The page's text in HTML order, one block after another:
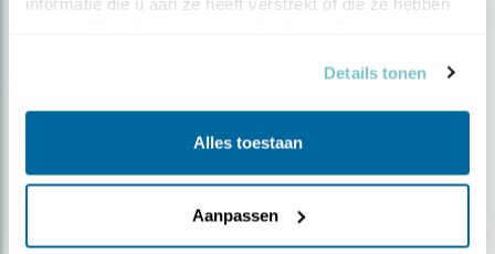
Details tonen
Alles toestaan
Aanpassen
Ontvang 5 x Vogels voor € 36,00 per jaar
Vogels is het tijdschrift voor onze leden, met